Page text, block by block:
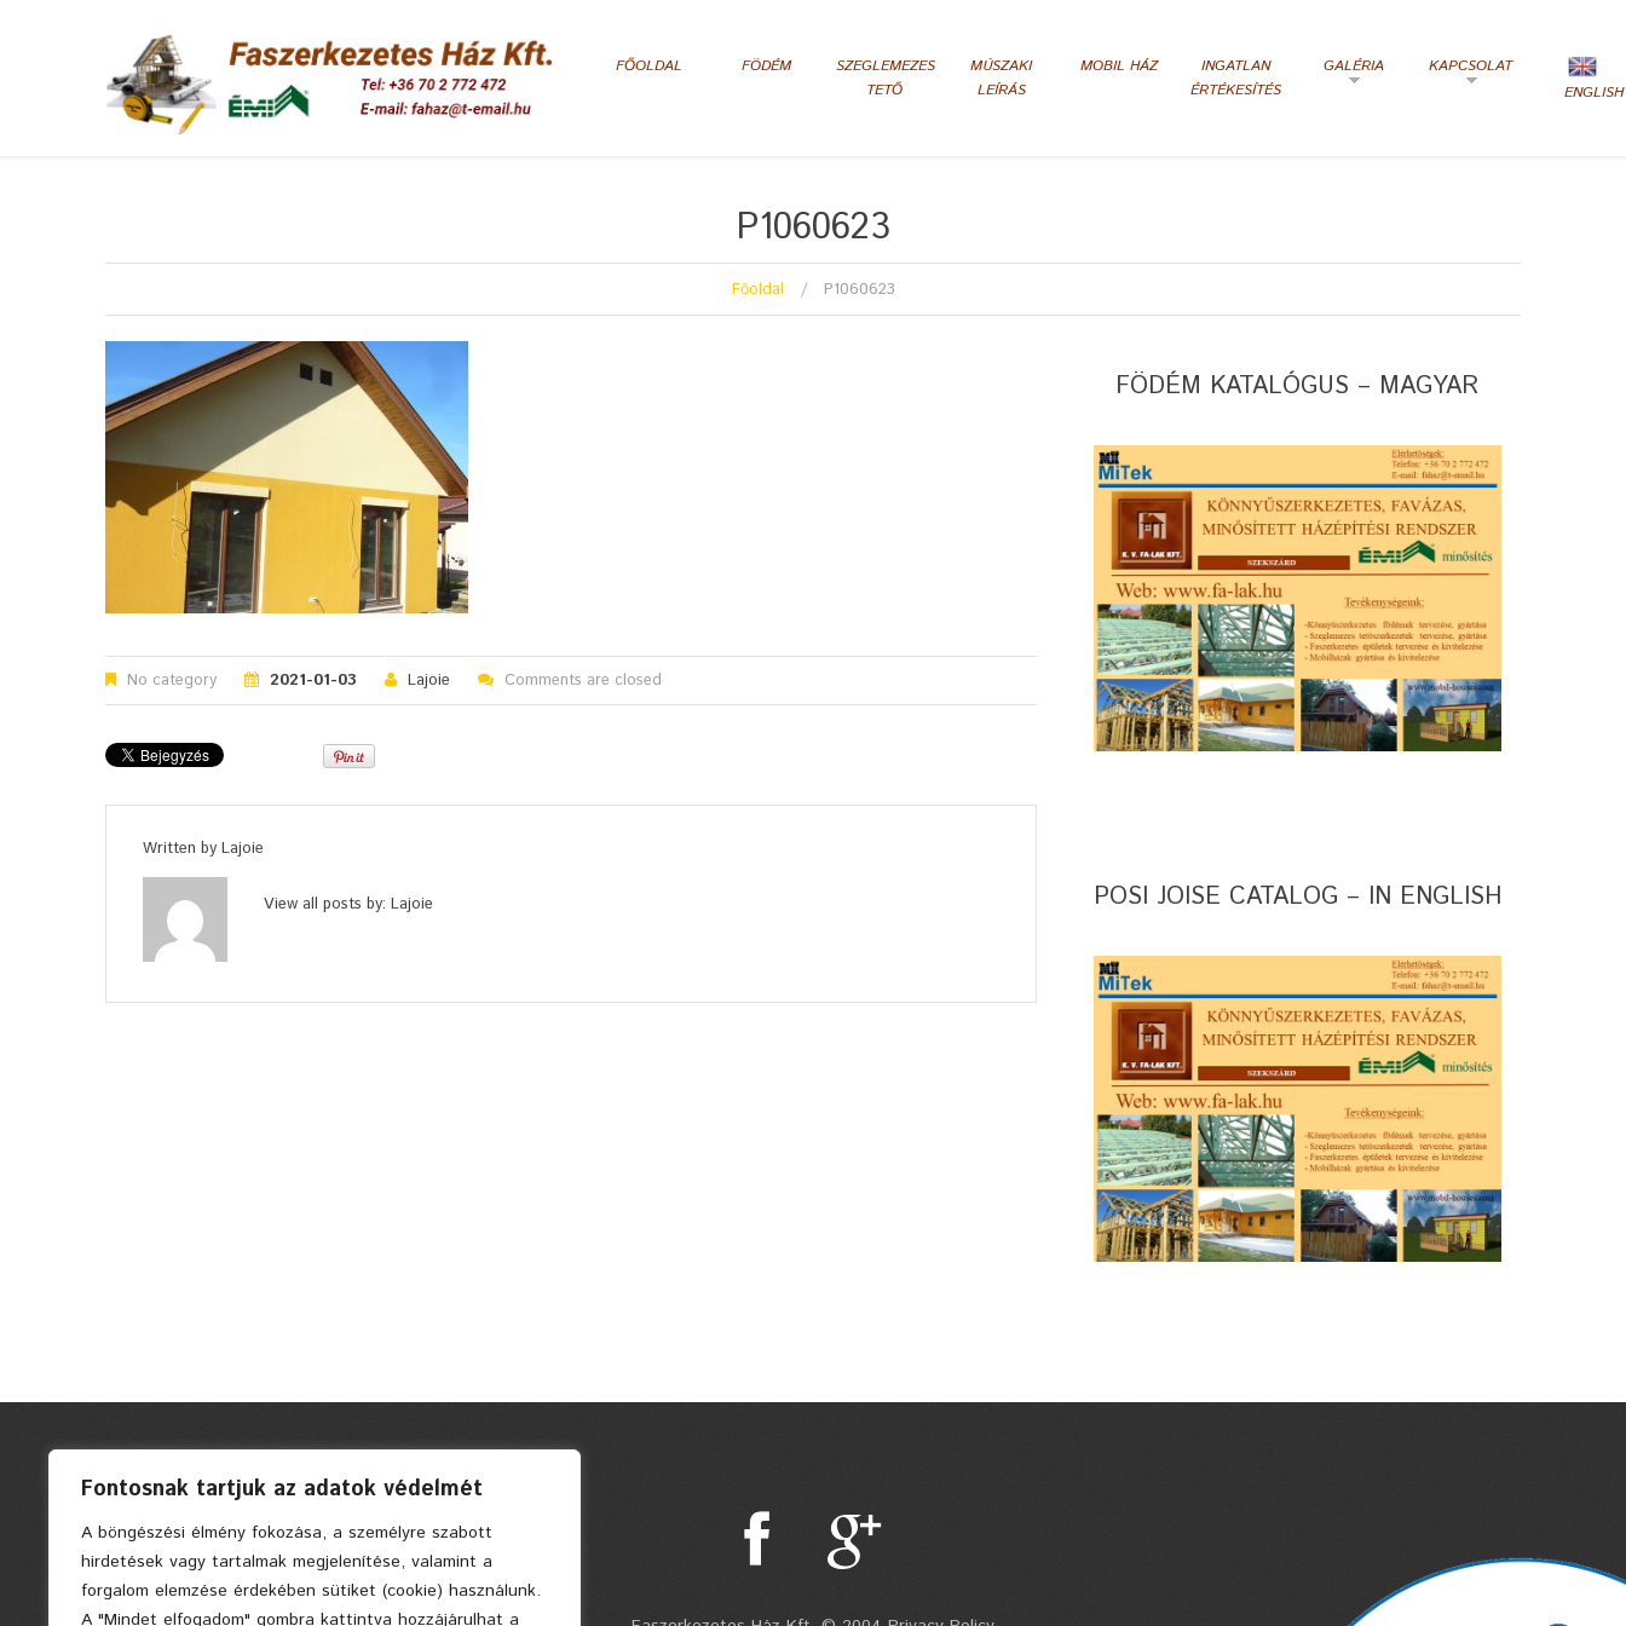
Fontosnak tartjuk az adatok védelmét
A böngészési élmény fokozása, a személyre szabott
hirdetések vagy tartalmak megjelenítése, valamint a
forgalom elemzése érdekében sütiket (cookie) használunk.
A "Mindet elfogadom" gombra kattintva hozzájárulhat a
FŐOLDAL FÖDÉM
SZEGLEMEZES
TETŐ
MÚSZAKI
LEÍRÁS
MOBIL HÁZ
INGATLAN
ÉRTÉKESÍTÉS
GALÉRIA
KAPCSOLAT
ENGLISH
P1060623
Főoldal P1060623
No category 2021-01-03 Lajoie Comments are closed
Written by Lajoie
View all posts by: Lajoie
FÖDÉM KATALÓGUS – MAGYAR
POSI JOISE CATALOG – IN ENGLISH